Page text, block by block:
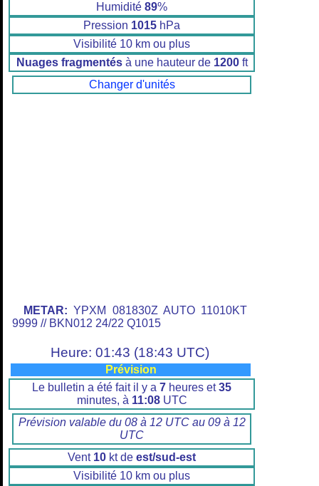
Humidité 89%
Pression 1015 hPa
Visibilité 10 km ou plus
Nuages fragmentésà une hauteur de 1200ft
Changer d'unités
METAR: YPXM 081830Z AUTO 11010KT
9999 // BKN012 24/22 Q1015
Heure: 01:43 (18:43 UTC)
Prévision
Le bulletin a été fait il y a 7 heures et35
minutes, à 11:08UTC
Prévision valable du 08 à 12 UTC au 09 à 12
UTC
Vent 10 kt de est/sud-est
Visibilité 10 km ou plus